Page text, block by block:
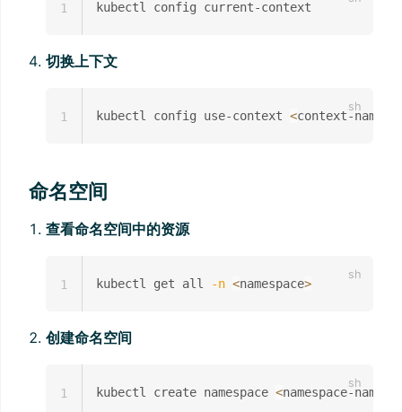
1
切换上下文
kubectl config use-context <context-name
1
命名空间
查看命名空间中的资源
kubectl get all -n <namespace>
1
创建命名空间
kubectl create namespace <namespace-name
1